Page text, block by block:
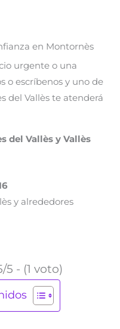
en Montornès
urgente o una
o escríbenos y uno de
del Vallès te atenderá
del Vallès y Vallès
y alrededores
5 - (1 voto)